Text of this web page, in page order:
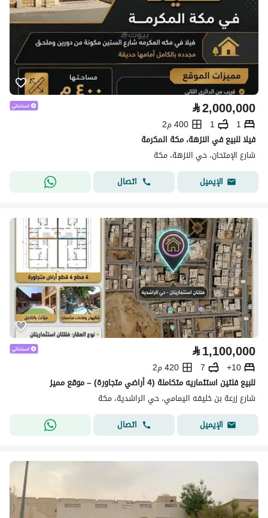
⃁2,000,000
1
1
400 م2
فيلا للبيع في النزهة، مكة المكرمة
شارع الإمتحان، حي النزهة، مكة
الإيميل
اتصال
⃁1,100,000
10+
7
420 م2
للبيع فلتين استثماريه متكاملة (4 أراضي متجاورة) – موقع مميز
شارع زرعة بن خليفه اليمامي، حي الراشدية، مكة
الإيميل
اتصال